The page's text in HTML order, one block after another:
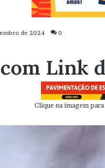
de 2024 0
Link
Clique na imagem